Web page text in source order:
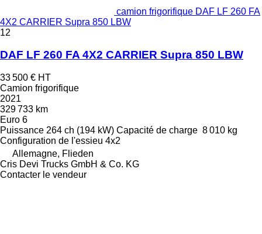
camion frigorifique DAF LF 260 FA
4X2 CARRIER Supra 850 LBW
12
DAF LF 260 FA 4X2 CARRIER Supra 850 LBW
33 500 € HT
Camion frigorifique
2021
329 733 km
Euro 6
Puissance 264 ch (194 kW) Capacité de charge 8 010 kg
Configuration de l'essieu 4x2
Allemagne, Flieden
Cris Devi Trucks GmbH & Co. KG
Contacter le vendeur